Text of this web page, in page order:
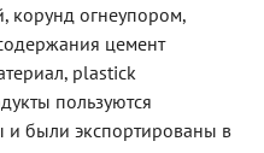
корунд огнеупором,
цемент
plastick
пользуются
и были экспортированы в